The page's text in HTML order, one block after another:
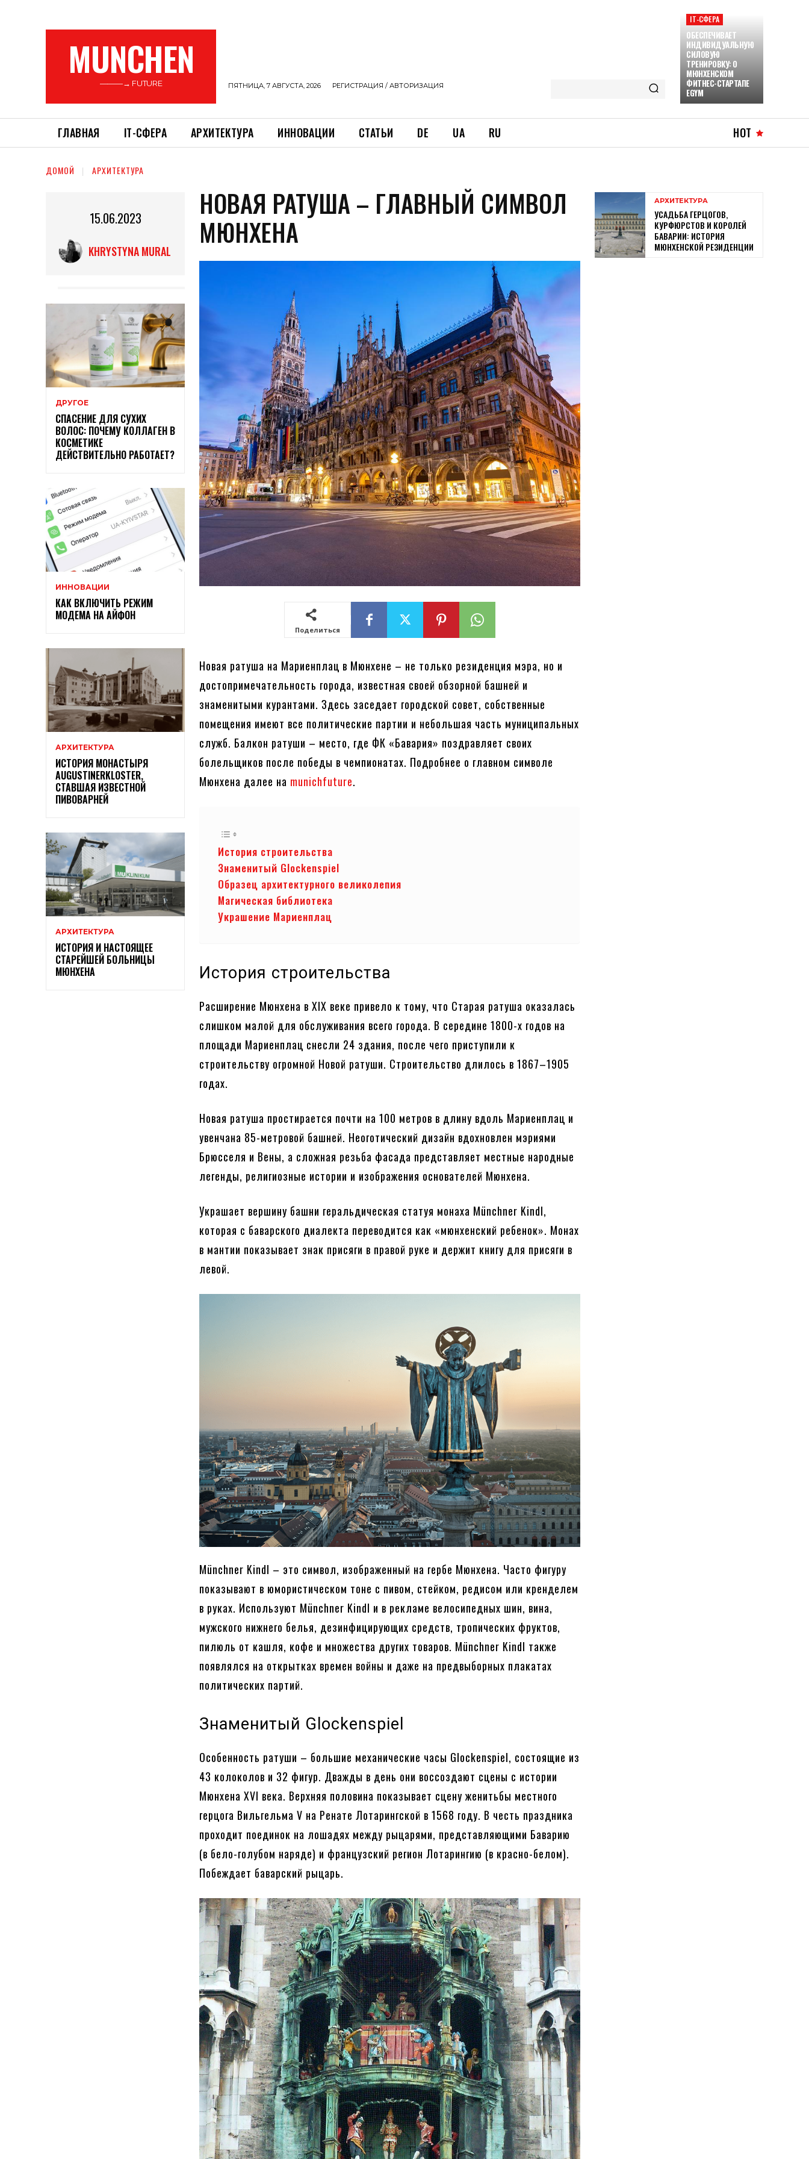
MUNCHEN
———→ FUTURE ПЯТНИЦА, 7 АВГУСТА, 2026 РЕГИСТРАЦИЯ / АВТОРИЗАЦИЯ
ІТ-СФЕРА
ОБЕСПЕЧИВАЕТ
ИНДИВИДУАЛЬНУЮ
СИЛОВУЮ
ТРЕНИРОВКУ: О
МЮНХЕНСКОМ
ФИТНЕС-СТАРТАПЕ
EGYM
ГЛАВНАЯ ІТ-СФЕРА АРХИТЕКТУРА ИННОВАЦИИ СТАТЬИ DE UA RU HOT
ДОМОЙ АРХИТЕКТУРА
15.06.2023
KHRYSTYNA MURAL
ДРУГОЕ
СПАСЕНИЕ ДЛЯ СУХИХ
ВОЛОС: ПОЧЕМУ КОЛЛАГЕН В
КОСМЕТИКЕ
ДЕЙСТВИТЕЛЬНО РАБОТАЕТ?
ИННОВАЦИИ
КАК ВКЛЮЧИТЬ РЕЖИМ
МОДЕМА НА АЙФОН
АРХИТЕКТУРА
ИСТОРИЯ МОНАСТЫРЯ
AUGUSTINERKLOSTER,
СТАВШАЯ ИЗВЕСТНОЙ
ПИВОВАРНЕЙ
АРХИТЕКТУРА
ИСТОРИЯ И НАСТОЯЩЕЕ
СТАРЕЙШЕЙ БОЛЬНИЦЫ
МЮНХЕНА
НОВАЯ РАТУША – ГЛАВНЫЙ СИМВОЛ
МЮНХЕНА
Поделиться
Новая ратуша на Мариенплац в Мюнхене – не только резиденция мэра, но и
достопримечательность города, известная своей обзорной башней и
знаменитыми курантами. Здесь заседает городской совет, собственные
помещения имеют все политические партии и небольшая часть муниципальных
служб. Балкон ратуши – место, где ФК «Бавария» поздравляет своих
болельщиков после победы в чемпионатах. Подробнее о главном символе
Мюнхена далее на munichfuture.
История строительства
Знаменитый Glockenspiel
Образец архитектурного великолепия
Магическая библиотека
Украшение Мариенплац
История строительства
Расширение Мюнхена в XIX веке привело к тому, что Старая ратуша оказалась
слишком малой для обслуживания всего города. В середине 1800-х годов на
площади Мариенплац снесли 24 здания, после чего приступили к
строительству огромной Новой ратуши. Строительство длилось в 1867–1905
годах.
Новая ратуша простирается почти на 100 метров в длину вдоль Мариенплац и
увенчана 85-метровой башней. Неоготический дизайн вдохновлен мэриями
Брюсселя и Вены, а сложная резьба фасада представляет местные народные
легенды, религиозные истории и изображения основателей Мюнхена.
Украшает вершину башни геральдическая статуя монаха Münchner Kindl,
которая с баварского диалекта переводится как «мюнхенский ребенок». Монах
в мантии показывает знак присяги в правой руке и держит книгу для присяги в
левой.
Münchner Kindl – это символ, изображенный на гербе Мюнхена. Часто фигуру
показывают в юмористическом тоне с пивом, стейком, редисом или кренделем
в руках. Используют Münchner Kindl и в рекламе велосипедных шин, вина,
мужского нижнего белья, дезинфицирующих средств, тропических фруктов,
пилюль от кашля, кофе и множества других товаров. Münchner Kindl также
появлялся на открытках времен войны и даже на предвыборных плакатах
политических партий.
Знаменитый Glockenspiel
Особенность ратуши – большие механические часы Glockenspiel, состоящие из
43 колоколов и 32 фигур. Дважды в день они воссоздают сцены с истории
Мюнхена XVI века. Верхняя половина показывает сцену женитьбы местного
герцога Вильгельма V на Ренате Лотарингской в 1568 году. В честь праздника
проходит поединок на лошадях между рыцарями, представляющими Баварию
(в бело-голубом наряде) и французский регион Лотарингию (в красно-белом).
Побеждает баварский рыцарь.
АРХИТЕКТУРА
УСАДЬБА ГЕРЦОГОВ,
КУРФЮРСТОВ И КОРОЛЕЙ
БАВАРИИ: ИСТОРИЯ
МЮНХЕНСКОЙ РЕЗИДЕНЦИИ